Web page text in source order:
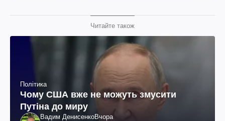
Читайте також
Політика
Чому США вже не можуть змусити
Путіна до миру
Вадим ДенисенкоВчора